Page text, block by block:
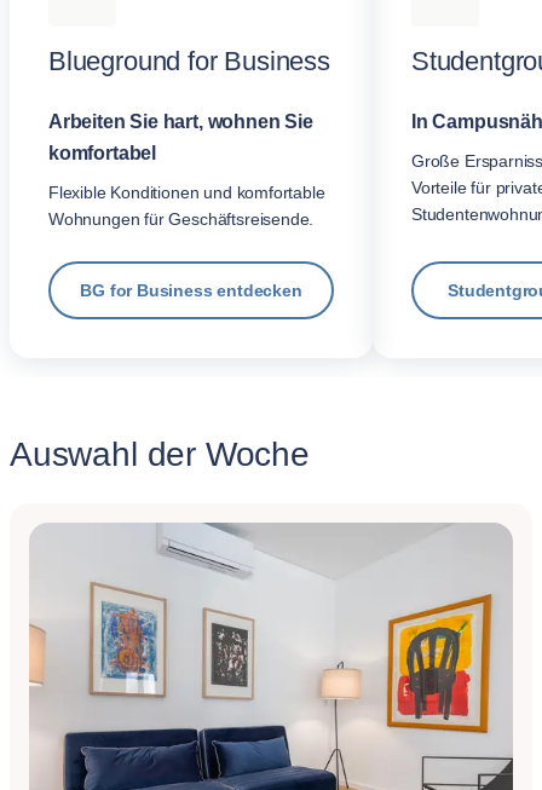
Blueground for Business
Arbeiten Sie hart, wohnen Sie
komfortabel
Flexible Konditionen und komfortable
Wohnungen für Geschäftsreisende.
BG for Business entdecken
In
Große
Vorteile für
Auswahl der Woche